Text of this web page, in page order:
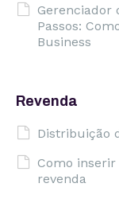
Gerenciador
Passos:
Business
Revenda
Distribuição
Como
revenda